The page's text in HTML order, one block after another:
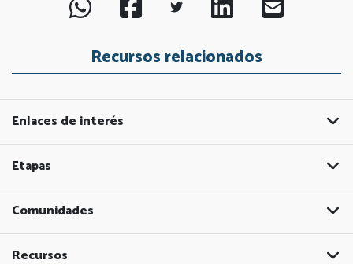
Recursos relacionados
Enlaces de interés
Etapas
Comunidades
Recursos